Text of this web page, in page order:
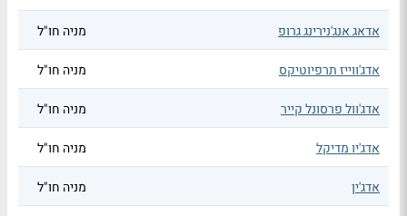
אדאג אנג'נירינג גרופ מניה חו"ל
אדג'ווייז תרפיוטיקס מניה חו"ל
אדג'וול פרסונל קייר מניה חו"ל
אדג'יו מדיקל מניה חו"ל
אדג'ין מניה חו"ל